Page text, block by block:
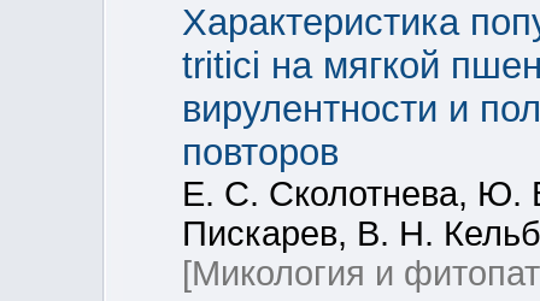
Характеристика
tritici на мягкой
вирулентности и
повторов
Е. С. Сколотнева, Ю.
Пискарев, В. Н.
[Микология и